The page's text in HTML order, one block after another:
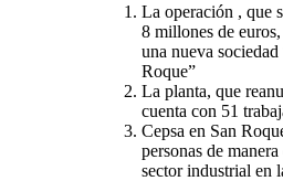
La operación , que
8 millones de
una nueva
Roque”
La planta, que
cuenta con 51
Cepsa en San
personas de
sector industrial en